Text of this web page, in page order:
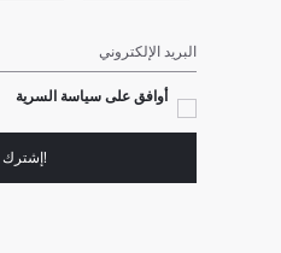
البريد الإلكتروني
أوافق على سياسة السرية
!إشترك